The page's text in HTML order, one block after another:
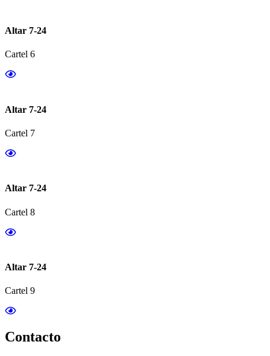
Altar 7-24
Cartel 6
Altar 7-24
Cartel 7
Altar 7-24
Cartel 8
Altar 7-24
Cartel 9
Contacto